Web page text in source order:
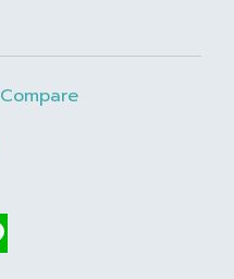
Compare